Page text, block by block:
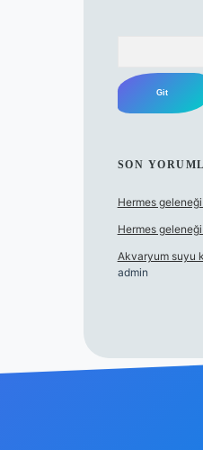
SON
Hermes
Hermes
Akvaryum suyu
admin